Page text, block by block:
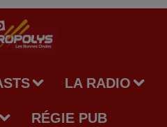
LA RADIO
RÉGIE PUB